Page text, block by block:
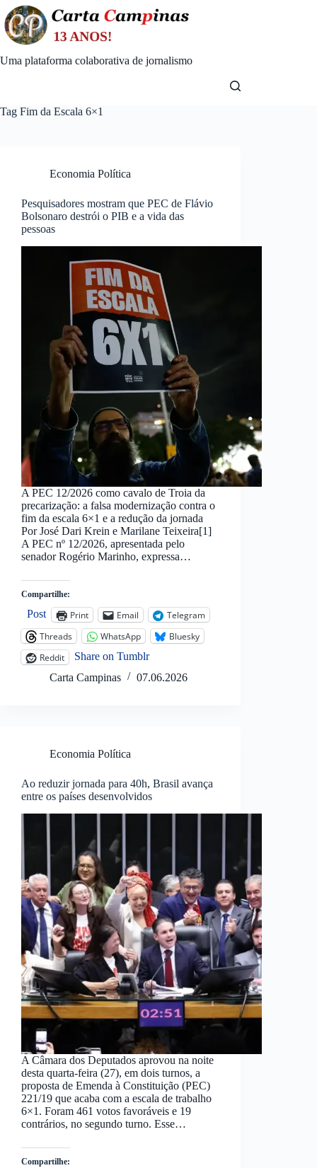
Skip
to
content
Uma plataforma colaborativa de jornalismo
Tag Fim da Escala 6×1
Economia Política
Pesquisadores mostram que PEC de Flávio
Bolsonaro destrói o PIB e a vida das
pessoas
A PEC 12/2026 como cavalo de Troia da
precarização: a falsa modernização contra o
fim da escala 6×1 e a redução da jornada
Por José Dari Krein e Marilane Teixeira[1]
A PEC nº 12/2026, apresentada pelo
senador Rogério Marinho, expressa…
Compartilhe:
Post Print Email
Telegram
Threads
WhatsApp
Bluesky
Reddit
Share on Tumblr
Carta Campinas
07.06.2026
Economia Política
Ao reduzir jornada para 40h, Brasil avança
entre os países desenvolvidos
A Câmara dos Deputados aprovou na noite
desta quarta-feira (27), em dois turnos, a
proposta de Emenda à Constituição (PEC)
221/19 que acaba com a escala de trabalho
6×1. Foram 461 votos favoráveis e 19
contrários, no segundo turno. Esse…
Compartilhe: